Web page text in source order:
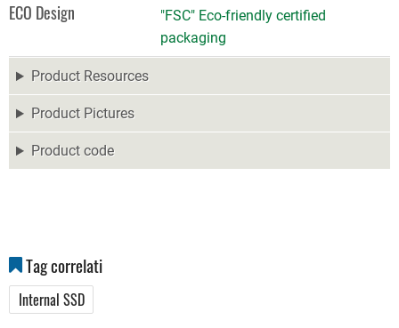
ECO Design
"FSC" Eco-friendly certified
packaging
Product Resources
Product Pictures
Product code
Tag correlati
Internal SSD